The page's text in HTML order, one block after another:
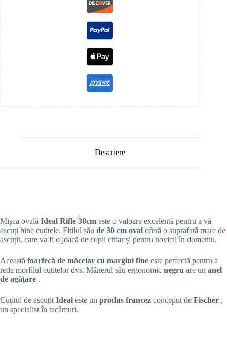
Descriere
Mișca ovală Ideal Rifle 30cm este o valoare excelentă pentru a vă
ascuți bine cuțitele. Fitilul său de 30 cm oval oferă o suprafață mare de
ascuțit, care va fi o joacă de copii chiar și pentru novicii în domeniu.
Această foarfecă de măcelar cu margini fine este perfectă pentru a
reda morfilul cuțitelor dvs. Mânerul său ergonomic negru are un anel
de agățare .
Cuțitul de ascuțit Ideal este un produs francez conceput de Fischer ,
un specialist în tacâmuri.